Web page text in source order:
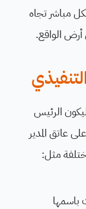
مباشر تجاه
أرض الواقع.
الرئيس
عاتق المدير
مثل:
باسمها